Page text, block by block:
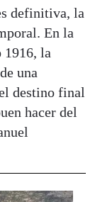
definitiva, la
En la
1916, la
una
destino final
hacer del